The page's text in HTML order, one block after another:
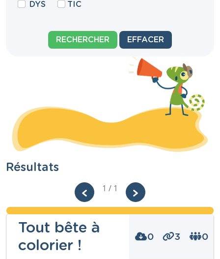
DYS TIC
RECHERCHER EFFACER
Résultats
1 / 1
Tout bête à
colorier !
0 3 0